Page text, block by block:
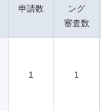
申請数
ング
審査数
1 1